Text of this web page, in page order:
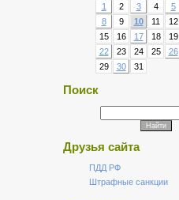
1
2 3 4 5
8
9 10 11 12
15
16 17 18 19
22
23 24 25 26
29
30 31
Поиск
Друзья сайта
ПДД РФ
Штрафные санкции